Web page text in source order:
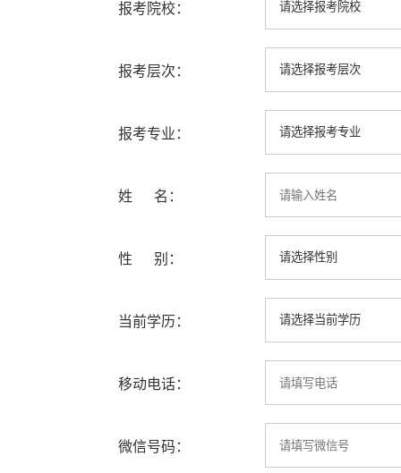
报考院校：
报考层次：
报考专业：
姓 名：
性 别：
当前学历：
移动电话：
微信号码：